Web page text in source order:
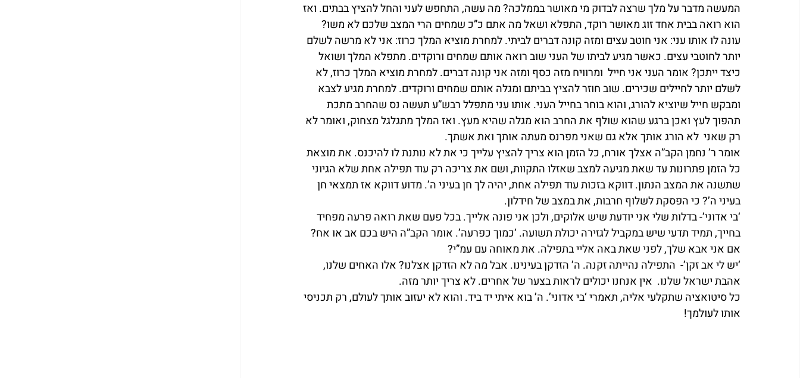
המעשה מדבר על מלך שרצה לבדוק מי מאושר בממלכה? מה עשה, התחפש לעני והחל להציץ בבתים. ואז
הוא רואה בבית אחד זוג מאושר רוקד, התפלא ושאל מה אתם כ”כ שמחים הרי המצב שלכם לא משו?
עונה לו אותו עני: אני חוטב עצים ומזה קונה דברים לביתי. למחרת מוציא המלך כרוז: אני לא מרשה לשלם
יותר לחוטבי עצים. כאשר מגיע לביתו של העני שוב רואה אותם שמחים ורוקדים. מתפלא המלך ושואל
כיצד ייתכן? אומר העני אני חייל  ומרוויח מזה כסף ומזה אני קונה דברים. למחרת מוציא המלך כרוז, לא
לשלם יותר לחיילים שכירים. שוב חוזר להציץ בביתם ומגלה אותם שמחים ורוקדים. למחרת מגיע לצבא
ומבקש חייל שיוציא להורג, והוא בוחר בחייל העני. אותו עני מתפלל רבש”ע תעשה נס שהחרב מתכת
תהפוך לעץ ואכן ברגע שהוא שולף את החרב הוא מגלה שהיא מעץ. ואז המלך מתגלגל מצחוק, ואומר לא
רק שאני  לא הורג אותך אלא גם שאני מפרנס מעתה אותך ואת אשתך.
אומר ר’ נחמן הקב”ה אצלך אורח, כל הזמן הוא צריך להציץ עלייך כי את לא נותנת לו להיכנס. את מוצאת
כל הזמן פתרונות עד שאת מגיעה למצב שאזלו התקוות, ושם את צריכה רק עוד תפילה אחת שלא הגיוני
שתשנה את המצב הנתון. דווקא בזכות עוד תפילה אחת, יהיה לך חן בעיני ה’. מדוע דווקא אז תמצאי חן
בעיני ה’? כי הפסקת לשלוף חרבות, את במצב של חידלון.
‘בי אדוני’- בדלות שלי אני יודעת שיש אלוקים, ולכן אני פונה אלייך. בכל פעם שאת רואה פרעה מפחיד
בחייך, תמיד תדעי שיש במקביל לגזירה יכולת תשועה. ‘כמוך כפרעה’. אומר הקב”ה היש בכם אב או אח?
אם אני אבא שלך, לפני שאת באה אליי בתפילה. את מאוחה עם עמ”י?
‘יש לי אב זקן’-  התפילה נהייתה זקנה. ה’ הזדקן בעינינו. אבל מה לא הזדקן אצלנו? אלו האחים שלנו,
אהבת ישראל שלנו.  אין אנחנו יכולים לראות בצער של אחרים. לא צריך יותר מזה.
כל סיטואציה שתקלעי אליה, תאמרי ‘בי אדוני’. ה’ בוא איתי יד ביד. והוא לא יעזוב אותך לעולם, רק תכניסי
אותו לעולמך!